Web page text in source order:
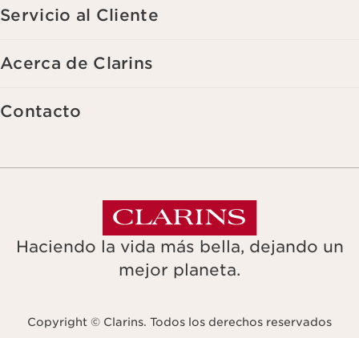
Servicio al Cliente
Acerca de Clarins
Contacto
Haciendo la vida más bella, dejando un
mejor planeta.
Copyright © Clarins. Todos los derechos reservados